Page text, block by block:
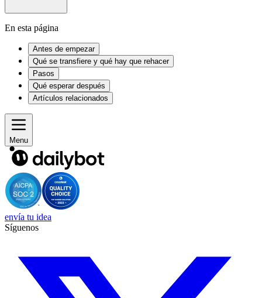
En esta página
Antes de empezar
Qué se transfiere y qué hay que rehacer
Pasos
Qué esperar después
Artículos relacionados
Menu
envía tu idea
Síguenos